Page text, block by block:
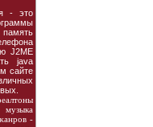
- это
J2ME
java
сайте
-